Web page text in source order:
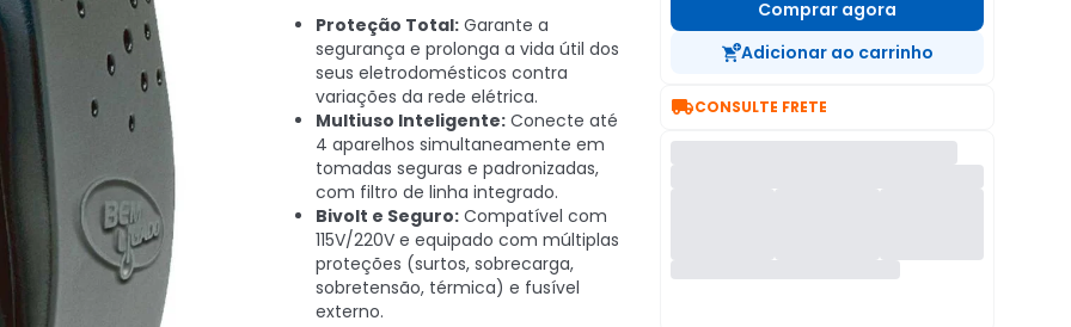
Proteção Total: Garante a
segurança e prolonga a vida útil dos
seus eletrodomésticos contra
variações da rede elétrica.
Multiuso Inteligente: Conecte até
4 aparelhos simultaneamente em
tomadas seguras e padronizadas,
com filtro de linha integrado.
Bivolt e Seguro: Compatível com
115V/220V e equipado com múltiplas
proteções (surtos, sobrecarga,
sobretensão, térmica) e fusível
externo.
Comprar agora
Adicionar ao carrinho
CONSULTE FRETE